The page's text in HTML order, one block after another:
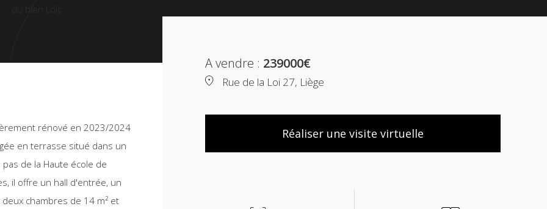
rénové en 2023/2024
en terrasse situé dans un
de la Haute école de
il offre un hall d'entrée, un
chambres de 14 m² et
A vendre : 239000€
Rue de la Loi 27, Liège
Réaliser une visite virtuelle